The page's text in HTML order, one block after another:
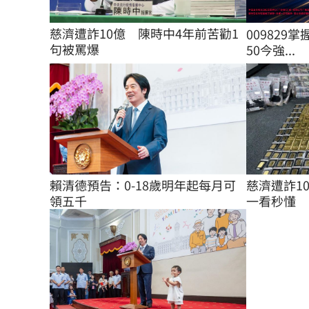
慈濟遭詐10億　陳時中4年前苦勸1
句被罵爆
009829掌
50今強...
賴清德預告：0-18歲明年起每月可
領五千
慈濟遭詐
一看秒懂